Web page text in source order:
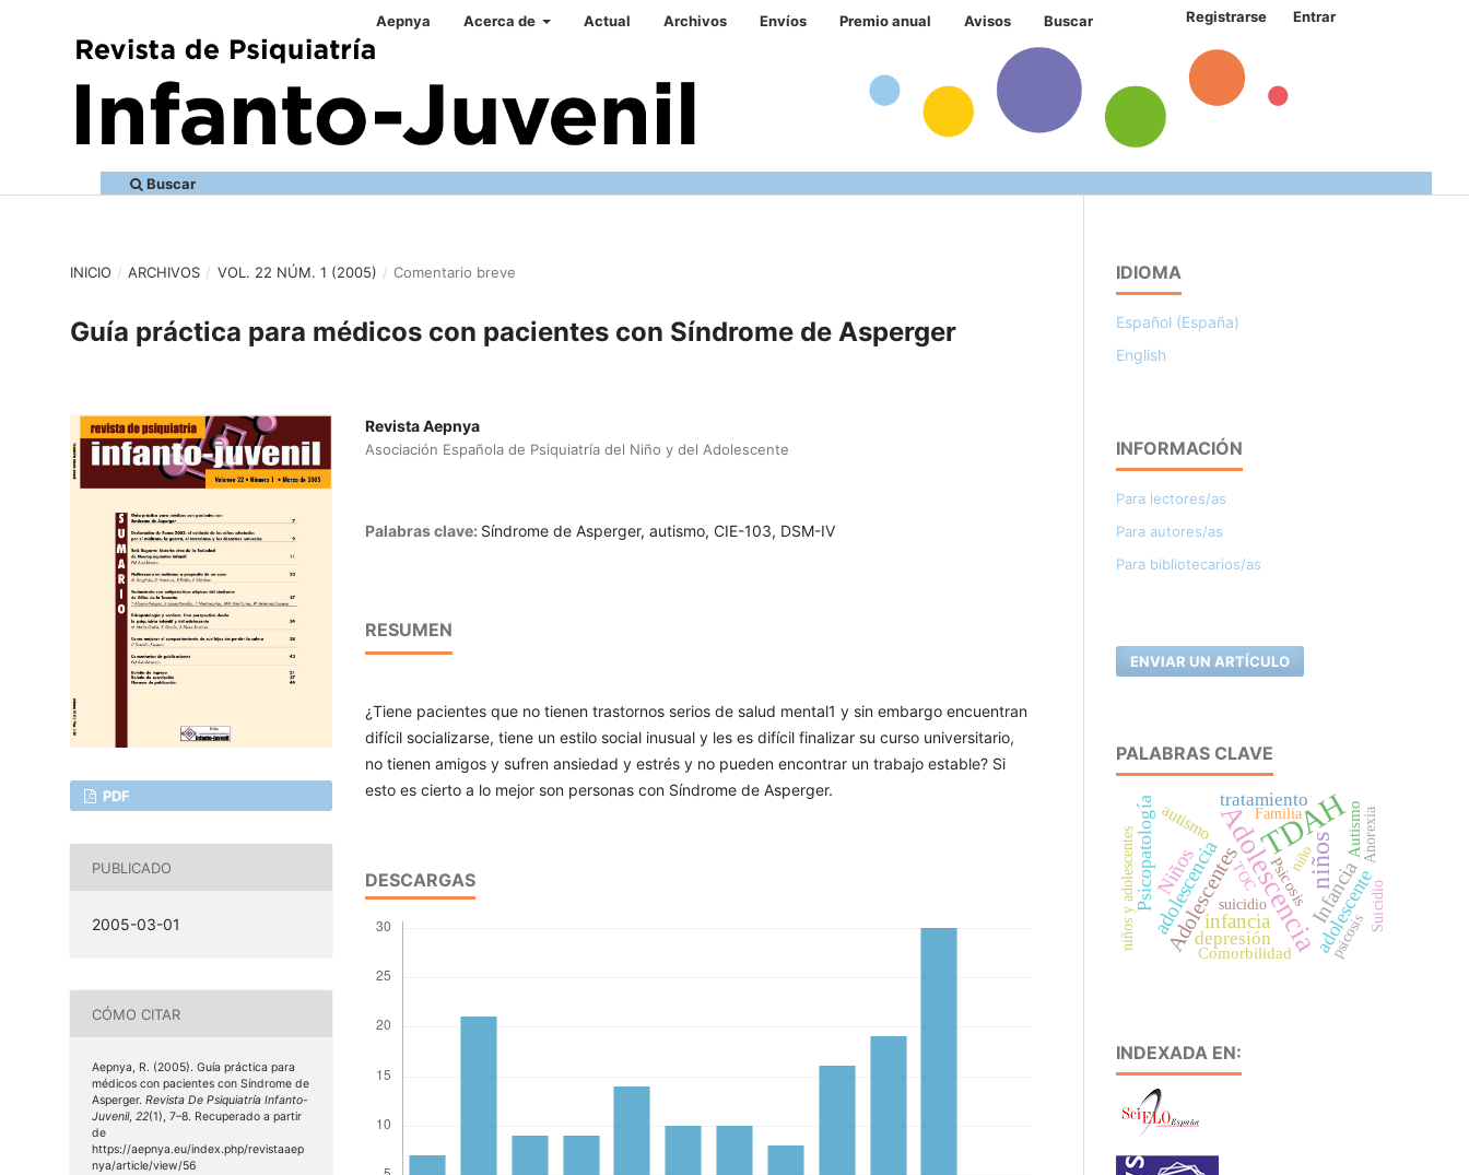
Aepnya Acerca de Actual Archivos Envíos Premio anual Avisos Buscar Registrarse Entrar
Buscar
INICIO / ARCHIVOS / VOL. 22 NÚM. 1 (2005) / Comentario breve
Guía práctica para médicos con pacientes con Síndrome de Asperger
PDF
PUBLICADO
2005-03-01
CÓMO CITAR
Aepnya, R. (2005). Guía práctica para
médicos con pacientes con Síndrome de
Asperger. Revista De Psiquiatría Infanto-
Juvenil, 22(1), 7–8. Recuperado a partir
de
https://aepnya.eu/index.php/revistaaep
nya/article/view/56
Revista Aepnya
Asociación Española de Psiquiatría del Niño y del Adolescente
Palabras clave: Síndrome de Asperger, autismo, CIE-103, DSM-IV
RESUMEN
¿Tiene pacientes que no tienen trastornos serios de salud mental1 y sin embargo encuentran
difícil socializarse, tiene un estilo social inusual y les es difícil finalizar su curso universitario,
no tienen amigos y sufren ansiedad y estrés y no pueden encontrar un trabajo estable? Si
esto es cierto a lo mejor son personas con Síndrome de Asperger.
DESCARGAS
IDIOMA
Español (España)
English
INFORMACIÓN
Para lectores/as
Para autores/as
Para bibliotecarios/as
ENVIAR UN ARTÍCULO
PALABRAS CLAVE
TDAH
Adolescencia
niños
Adolescentes Infancia
adolescencia
Niños
infancia
Psicopatología
adolescente
tratamiento
depresión
autismo Autismo
Psicosis
Comorbilidad
TOC
Familia
psicosis
suicidio
Anorexia
niño
Suicidio
niños y adolescentes
INDEXADA EN: